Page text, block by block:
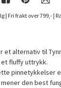
| Fri frakt over 799,- |
et alternativ til
fluffy uttrykk.
pinnetykkelser
den best